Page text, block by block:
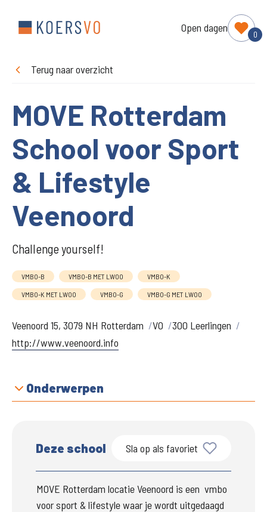
Open dagen
0
Terug naar overzicht
MOVE Rotterdam
School voor Sport
& Lifestyle
Veenoord
Challenge yourself!
VMBO-B VMBO-B MET LWOO VMBO-K
VMBO-K MET LWOO VMBO-G VMBO-G MET LWOO
Veenoord 15, 3079 NH Rotterdam VO
300 Leerlingen
http://www.veenoord.info
Onderwerpen
Deze school Sla op als favoriet
MOVE Rotterdam locatie Veenoord is een  vmbo
voor sport & lifestyle waar je wordt uitgedaagd